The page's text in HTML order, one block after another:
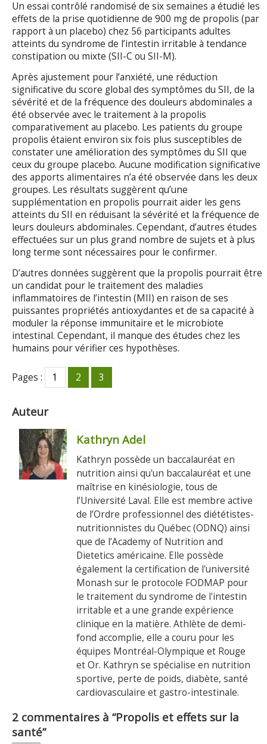
Un essai contrôlé randomisé de six semaines a étudié les
effets de la prise quotidienne de 900 mg de propolis (par
rapport à un placebo) chez 56 participants adultes
atteints du syndrome de l’intestin irritable à tendance
constipation ou mixte (SII-C ou SII-M).
Après ajustement pour l’anxiété, une réduction
significative du score global des symptômes du SII, de la
sévérité et de la fréquence des douleurs abdominales a
été observée avec le traitement à la propolis
comparativement au placebo. Les patients du groupe
propolis étaient environ six fois plus susceptibles de
constater une amélioration des symptômes du SII que
ceux du groupe placebo. Aucune modification significative
des apports alimentaires n’a été observée dans les deux
groupes. Les résultats suggèrent qu’une
supplémentation en propolis pourrait aider les gens
atteints du SII en réduisant la sévérité et la fréquence de
leurs douleurs abdominales. Cependant, d’autres études
effectuées sur un plus grand nombre de sujets et à plus
long terme sont nécessaires pour le confirmer.
D’autres données suggèrent que la propolis pourrait être
un candidat pour le traitement des maladies
inflammatoires de l’intestin (MII) en raison de ses
puissantes propriétés antioxydantes et de sa capacité à
moduler la réponse immunitaire et le microbiote
intestinal. Cependant, il manque des études chez les
humains pour vérifier ces hypothèses.
Pages : 1 2 3
Auteur
Kathryn Adel
Kathryn possède un baccalauréat en
nutrition ainsi qu'un baccalauréat et une
maîtrise en kinésiologie, tous de
l’Université Laval. Elle est membre active
de l’Ordre professionnel des diététistes-
nutritionnistes du Québec (ODNQ) ainsi
que de l’Academy of Nutrition and
Dietetics américaine. Elle possède
également la certification de l'université
Monash sur le protocole FODMAP pour
le traitement du syndrome de l'intestin
irritable et a une grande expérience
clinique en la matière. Athlète de demi-
fond accomplie, elle a couru pour les
équipes Montréal-Olympique et Rouge
et Or. Kathryn se spécialise en nutrition
sportive, perte de poids, diabète, santé
cardiovasculaire et gastro-intestinale.
2 commentaires à “Propolis et effets sur la
santé”